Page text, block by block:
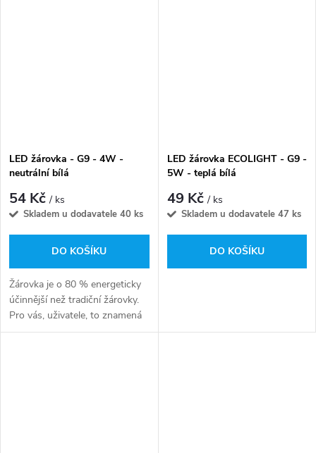
LED žárovka - G9 - 4W -
neutrální bílá
54 Kč/ ks
Skladem u dodavatele 40 ks
DO KOŠÍKU
Žárovka je o 80 % energeticky
účinnější než tradiční žárovky.
Pro vás, uživatele, to znamená
značné úspory na účtech za
LED žárovka ECOLIGHT - G9 -
5W - teplá bílá
49 Kč/ ks
Skladem u dodavatele 47 ks
DO KOŠÍKU